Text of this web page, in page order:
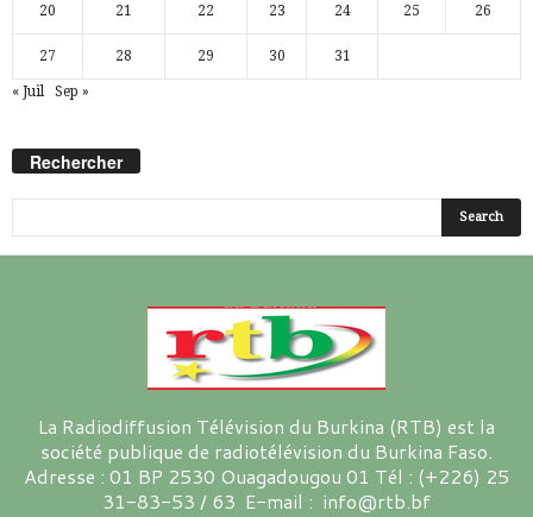
20 21 22 23 24 25 26
27 28 29 30 31
« Juil Sep »
Rechercher
La Radiodiffusion Télévision du Burkina (RTB) est la
société publique de radiotélévision du Burkina Faso.
Adresse : 01 BP 2530 Ouagadougou 01 Tél : (+226) 25
31-83-53 / 63 E-mail : info@rtb.bf